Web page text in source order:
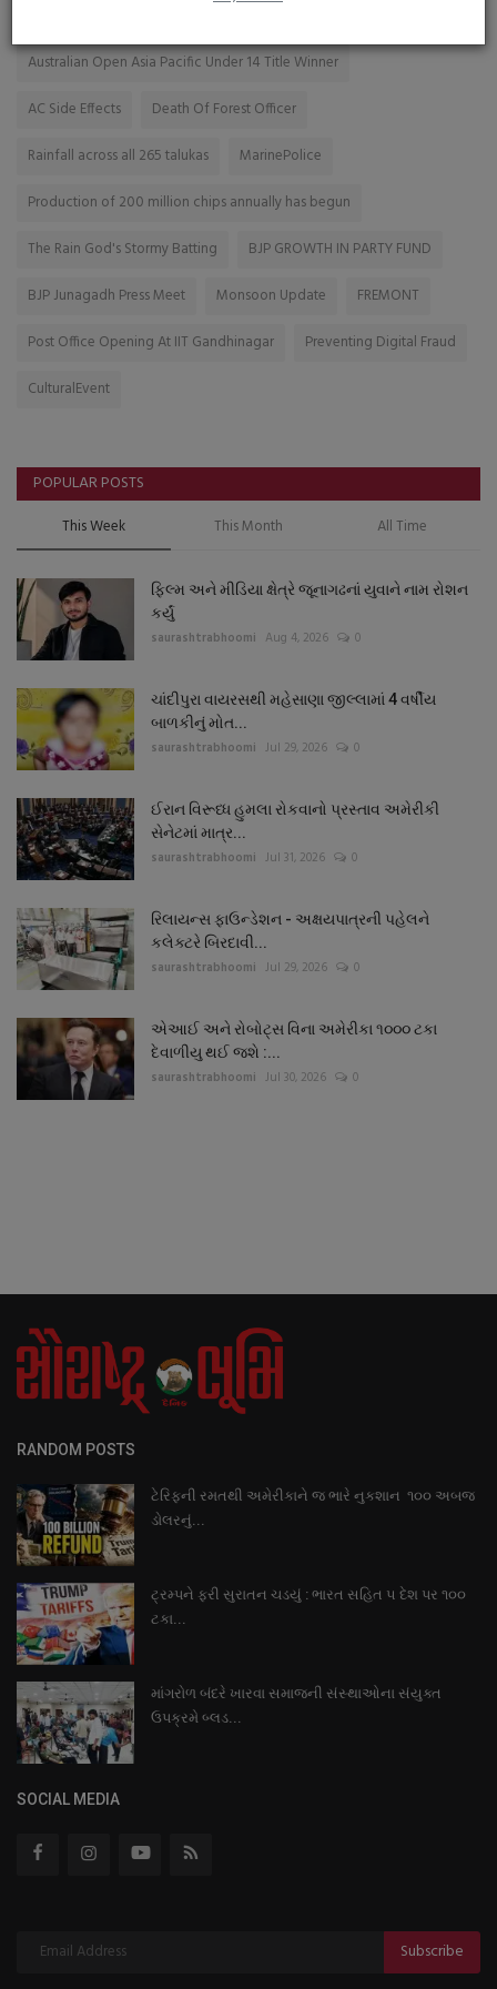
Australian Open Asia Pacific Under 14 Title Winner
AC Side Effects
Death Of Forest Officer
Rainfall across all 265 talukas
MarinePolice
Production of 200 million chips annually has begun
The Rain God's Stormy Batting
BJP GROWTH IN PARTY FUND
BJP Junagadh Press Meet
Monsoon Update
FREMONT
Post Office Opening At IIT Gandhinagar
Preventing Digital Fraud
CulturalEvent
POPULAR POSTS
This Week This Month All Time
ફિલ્મ અને મીડિયા ક્ષેત્રે જૂનાગઢનાં યુવાને નામ રોશન
કર્યું
saurashtrabhoomi Aug 4, 2026 0
ચાંદીપુરા વાયરસથી મહેસાણા જીલ્લામાં 4 વર્ષીય
બાળકીનું મોત...
saurashtrabhoomi Jul 29, 2026 0
ઈરાન વિરૂધ્ધ હુમલા રોકવાનો પ્રસ્તાવ અમેરીકી
સેનેટમાં માત્ર...
saurashtrabhoomi Jul 31, 2026 0
રિલાયન્સ ફાઉન્ડેશન - અક્ષયપાત્રની પહેલને
કલેક્ટરે બિરદાવી...
saurashtrabhoomi Jul 29, 2026 0
એઆઈ અને રોબોટ્સ વિના અમેરીકા ૧૦૦૦ ટકા
દેવાળીયુ થઈ જશે :...
saurashtrabhoomi Jul 30, 2026 0
RANDOM POSTS
ટેરિફની રમતથી અમેરીકાને જ ભારે નુકશાન ૧૦૦ અબજ
ડોલરનું...
ટ્રમ્પને ફરી સુરાતન ચડયું : ભારત સહિત ૫ દેશ પર ૧૦૦
ટકા...
માંગરોળ બંદરે ખારવા સમાજની સંસ્થાઓના સંયુક્ત
ઉપક્રમે બ્લડ...
SOCIAL MEDIA
Subscribe